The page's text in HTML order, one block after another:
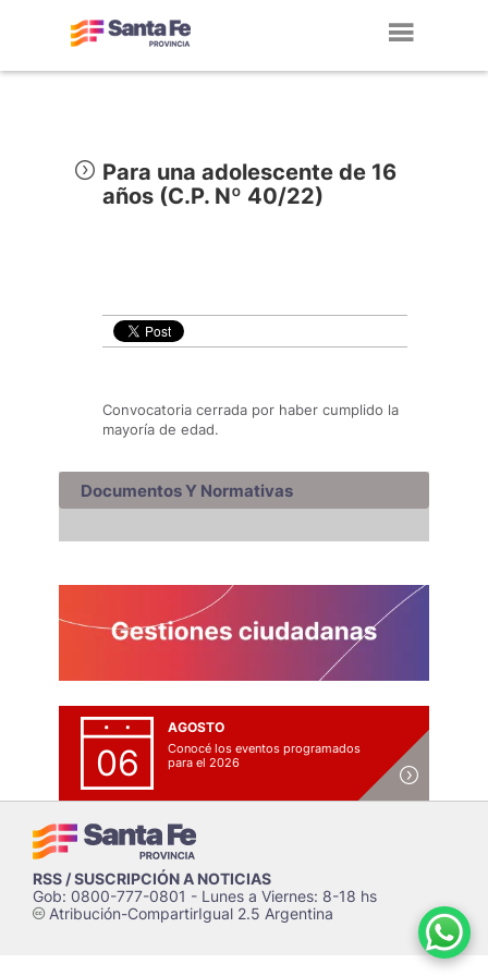
Para una adolescente de 16
años (C.P. Nº 40/22)
Convocatoria cerrada por haber cumplido la
mayoría de edad.
Documentos Y Normativas
06
AGOSTO
Conocé los eventos programados
para el 2026
RSS / SUSCRIPCIÓN A NOTICIAS
Gob: 0800-777-0801 - Lunes a Viernes: 8-18 hs
cAtribución-CompartirIgual 2.5 Argentina